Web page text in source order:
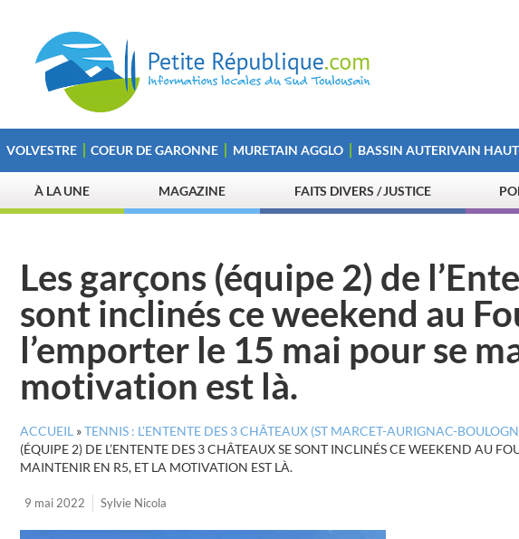
VOLVESTRE COEUR DE GARONNE MURETAIN AGGLO BASSIN AUTERIVAIN
À LA UNE MAGAZINE FAITS DIVERS / JUSTICE
Les garçons (équipe 2) de
sont inclinés ce weekend au
l’emporter le 15 mai pour se
motivation est là.
ACCUEIL »TENNIS : L’ENTENTE DES 3 CHÂTEAUX (ST MARCET-AURIGNAC-
(ÉQUIPE 2) DE L’ENTENTE DES 3 CHÂTEAUX SE SONT INCLINÉS CE WEEKEND AU
MAINTENIR EN R5, ET LA MOTIVATION EST LÀ.
9 mai 2022 Sylvie Nicola